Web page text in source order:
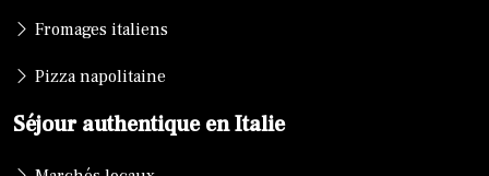
Fromages italiens
Pizza napolitaine
Séjour authentique en Italie